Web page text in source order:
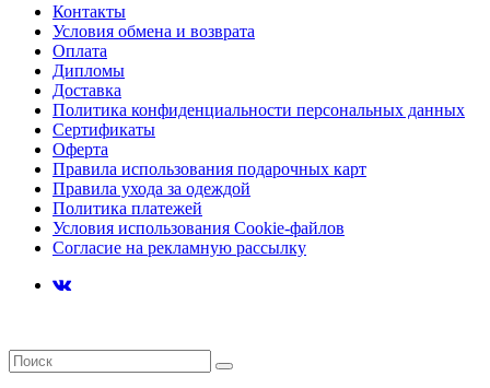
Контакты
Условия обмена и возврата
Оплата
Дипломы
Доставка
Политика конфиденциальности персональных данных
Сертификаты
Оферта
Правила использования подарочных карт
Правила ухода за одеждой
Политика платежей
Условия использования Cookie-файлов
Согласие на рекламную рассылку